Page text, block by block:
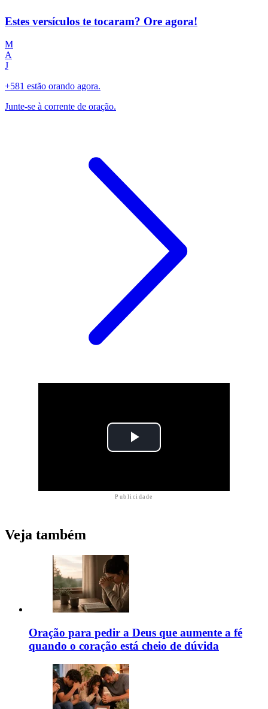
Estes versículos te tocaram? Ore agora!
M
A
J
+581 estão orando agora.
Junte-se à corrente de oração.
Publicidade
Veja também
Oração para pedir a Deus que aumente a fé
quando o coração está cheio de dúvida